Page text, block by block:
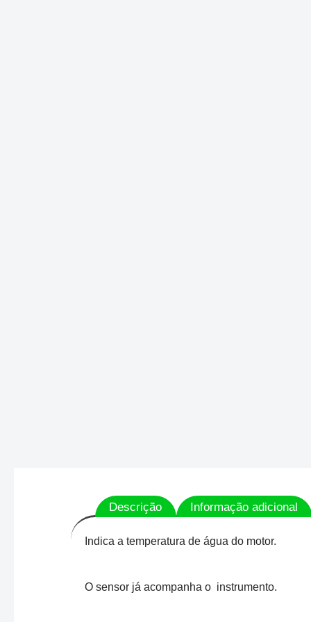
Descrição Informação adicional
Indica a temperatura de água do motor.
O sensor já acompanha o instrumento.